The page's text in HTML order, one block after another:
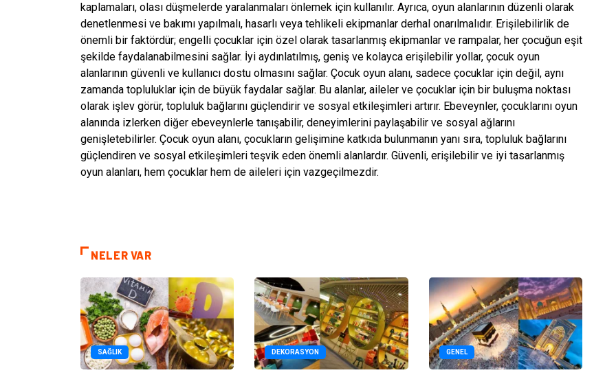
kaplamaları, olası düşmelerde yaralanmaları önlemek için kullanılır. Ayrıca, oyun alanlarının düzenli olarak
denetlenmesi ve bakımı yapılmalı, hasarlı veya tehlikeli ekipmanlar derhal onarılmalıdır. Erişilebilirlik de
önemli bir faktördür; engelli çocuklar için özel olarak tasarlanmış ekipmanlar ve rampalar, her çocuğun eşit
şekilde faydalanabilmesini sağlar. İyi aydınlatılmış, geniş ve kolayca erişilebilir yollar, çocuk oyun
alanlarının güvenli ve kullanıcı dostu olmasını sağlar. Çocuk oyun alanı, sadece çocuklar için değil, aynı
zamanda topluluklar için de büyük faydalar sağlar. Bu alanlar, aileler ve çocuklar için bir buluşma noktası
olarak işlev görür, topluluk bağlarını güçlendirir ve sosyal etkileşimleri artırır. Ebeveynler, çocuklarını oyun
alanında izlerken diğer ebeveynlerle tanışabilir, deneyimlerini paylaşabilir ve sosyal ağlarını
genişletebilirler. Çocuk oyun alanı, çocukların gelişimine katkıda bulunmanın yanı sıra, topluluk bağlarını
güçlendiren ve sosyal etkileşimleri teşvik eden önemli alanlardır. Güvenli, erişilebilir ve iyi tasarlanmış
oyun alanları, hem çocuklar hem de aileleri için vazgeçilmezdir.
NELER VAR
SAĞLIK DEKORASYON GENEL